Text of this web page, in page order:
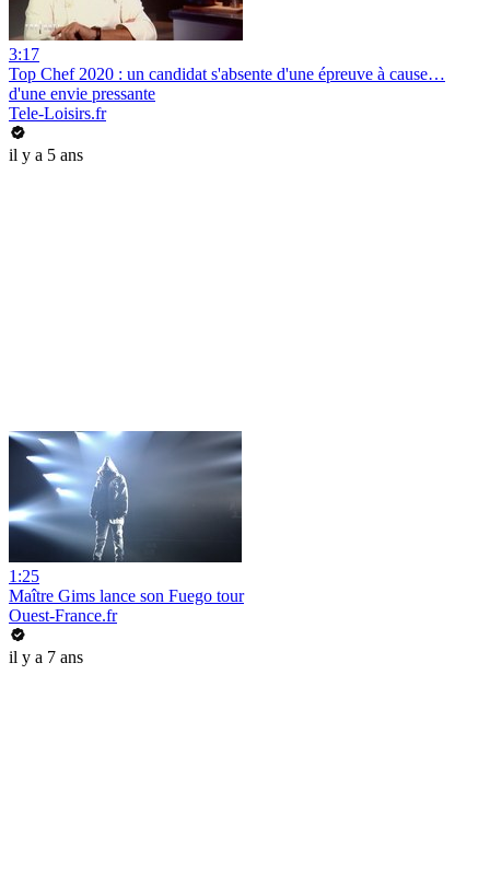
3:17
Top Chef 2020 : un candidat s'absente d'une épreuve à cause…
d'une envie pressante
Tele-Loisirs.fr
il y a 5 ans
1:25
Maître Gims lance son Fuego tour
Ouest-France.fr
il y a 7 ans